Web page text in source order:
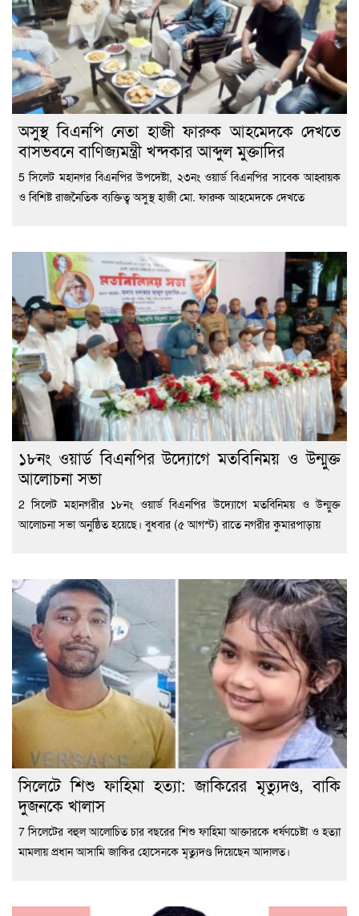
অসুস্থ বিএনপি নেতা হাজী ফারুক আহমেদকে দেখতে
বাসভবনে বাণিজ্যমন্ত্রী খন্দকার আব্দুল মুক্তাদির
5 সিলেট মহানগর বিএনপির উপদেষ্টা, ২৩নং ওয়ার্ড বিএনপির সাবেক আহ্বায়ক
ও বিশিষ্ট রাজনৈতিক ব্যক্তিত্ব অসুস্থ হাজী মো. ফারুক আহমেদকে দেখতে
১৮নং ওয়ার্ড বিএনপির উদ্যোগে মতবিনিময় ও উন্মুক্ত
আলোচনা সভা
2 সিলেট মহানগরীর ১৮নং ওয়ার্ড বিএনপির উদ্যোগে মতবিনিময় ও উন্মুক্ত
আলোচনা সভা অনুষ্ঠিত হয়েছে। বুধবার (৫ আগস্ট) রাতে নগরীর কুমারপাড়ায়
সিলেটে শিশু ফাহিমা হত্যা: জাকিরের মৃত্যুদণ্ড, বাকি
দুজনকে খালাস
7 সিলেটের বহুল আলোচিত চার বছরের শিশু ফাহিমা আক্তারকে ধর্ষণচেষ্টা ও হত্যা
মামলায় প্রধান আসামি জাকির হোসেনকে মৃত্যুদণ্ড দিয়েছেন আদালত।